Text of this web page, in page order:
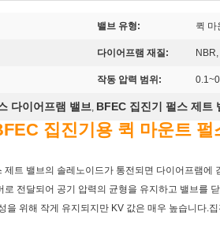
밸브 유형: 퀵 마
다이어프램 재질: NBR,
작동 압력 범위:
다이어프램 밸브, BFEC 집진기 펄스 제트
집진기용 퀵 마운트 펄
트 밸브의 솔레노이드가 통전되면 다이어프램
전달되어 공기 압력의 균형을 유지하고 밸브를
위해 작게 유지되지만 KV 값은 매우 높습니다.